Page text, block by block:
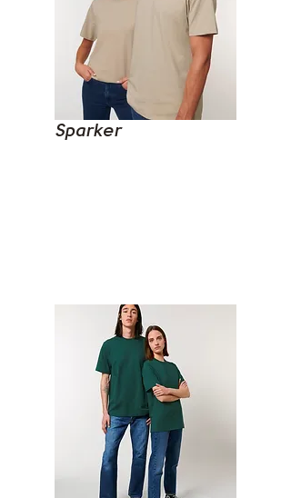
Sparker